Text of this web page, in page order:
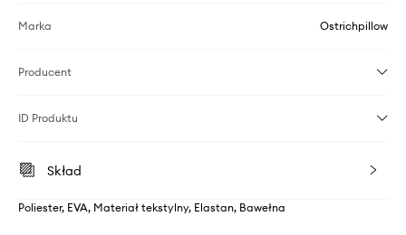
Marka Ostrichpillow
Producent
ID Produktu
Skład
Poliester, EVA, Materiał tekstylny, Elastan, Bawełna